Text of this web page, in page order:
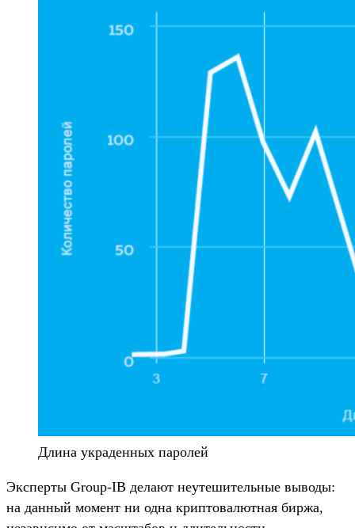
Длина украденных паролей
Эксперты Group-IB делают неутешительные выводы:
на данный момент ни одна криптовалютная биржа,